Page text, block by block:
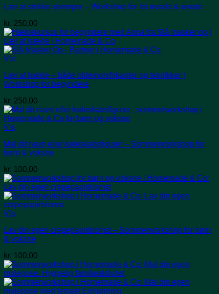
Lær at strikke strømper – Workshop for let øvede & øvede
kr. 250,00
Vis
Lær at hækle – både oldemorsfirkanter og teknikker |
Workshop for begyndere
kr. 250,00
Vis
Mal dit navn eller køleskabsfigurer – Sommerworkshop for
børn & voksne
kr. 100,00
Vis
Lav din egen crepepapirblomst – Sommerworkshop for børn
& voksne
kr. 100,00